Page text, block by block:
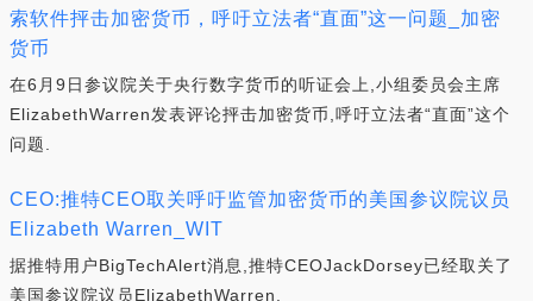
索软件抨击加密货币，呼吁立法者“直面”这一问题_加密
货币
在6月9日参议院关于央行数字货币的听证会上,小组委员会主席
ElizabethWarren发表评论抨击加密货币,呼吁立法者“直面”这个
问题.
CEO:推特CEO取关呼吁监管加密货币的美国参议院议员
Elizabeth Warren_WIT
据推特用户BigTechAlert消息,推特CEOJackDorsey已经取关了
美国参议院议员ElizabethWarren.